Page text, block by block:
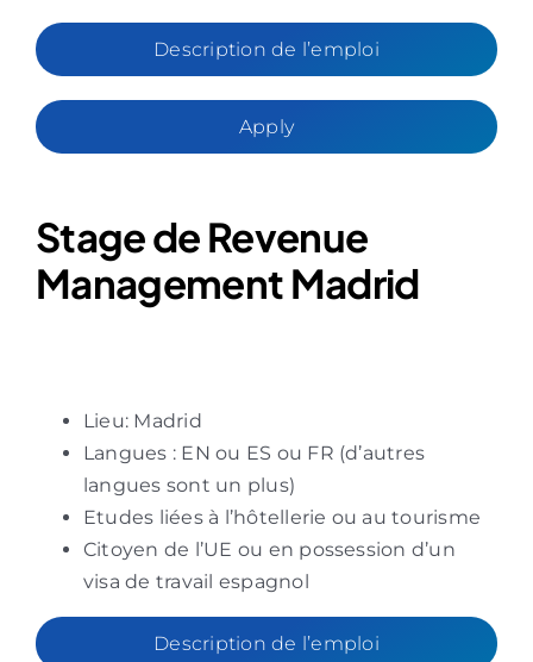
Description de l’emploi
Apply
Stage de Revenue
Management Madrid
Lieu: Madrid
Langues : EN ou ES ou FR (d’autres
langues sont un plus)
Etudes liées à l’hôtellerie ou au tourisme
Citoyen de l’UE ou en possession d’un
visa de travail espagnol
Description de l’emploi